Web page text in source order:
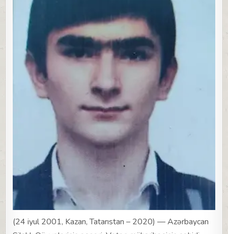
(24 iyul 2001, Kazan, Tatarıstan – 2020) — Azərbaycan